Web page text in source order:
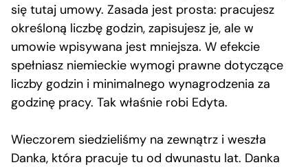
się tutaj umowy. Zasada jest prosta: pracujesz
określoną liczbę godzin, zapisujesz je, ale w
umowie wpisywana jest mniejsza. W efekcie
spełniasz niemieckie wymogi prawne dotyczące
liczby godzin i minimalnego wynagrodzenia za
godzinę pracy. Tak właśnie robi Edyta.
Wieczorem siedzieliśmy na zewnątrz i weszła
Danka, która pracuje tu od dwunastu lat. Danka